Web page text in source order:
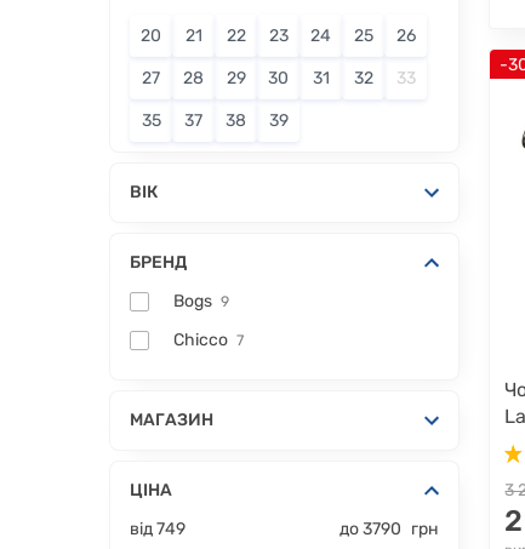
20 21 22 23 24 25 26
27 28 29 30 31 32 33
35 37 38 39
ВІК
БРЕНД
Bogs 9
Chicco 7
МАГАЗИН
ЦІНА
від749 до 3790 грн
-
3